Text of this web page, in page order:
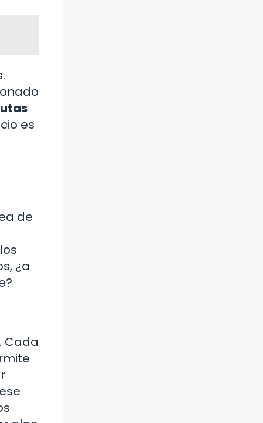
es
de
¿a
Cada